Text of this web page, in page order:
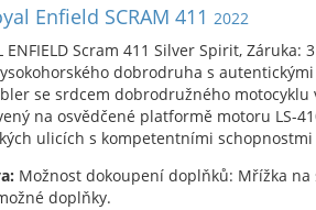
Enfield SCRAM 411 2022
ENFIELD Scram 411 Silver Spirit,
dobrodruha s
se srdcem dobrodružného motocyklu
na osvědčené platformě motoru LS-
ulicích s kompetentními
Možnost dokoupení doplňků: Mřížka
doplňky.